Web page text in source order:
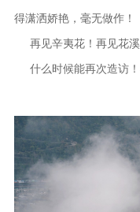
得潇洒娇艳，毫无做作！
再见辛夷花！再见花溪
什么时候能再次造访！